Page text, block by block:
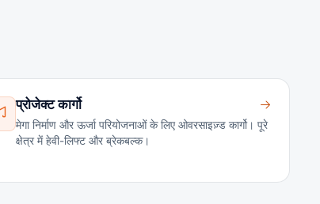
प्रोजेक्ट कार्गो
मेगा निर्माण और ऊर्जा परियोजनाओं के लिए ओवरसाइज़्ड कार्गो। पूरे
क्षेत्र में हेवी-लिफ्ट और ब्रेकबल्क।